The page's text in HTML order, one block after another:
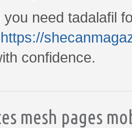
need tadalafil
https://
confidence.
mesh pages